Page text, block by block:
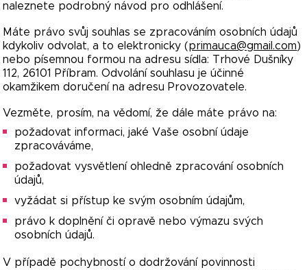
naleznete podrobný návod pro odhlášení.
Máte právo svůj souhlas se zpracováním osobních údajů
kdykoliv odvolat, a to elektronicky (primauca@gmail.com)
nebo písemnou formou na adresu sídla: Trhové Dušníky
112, 26101 Příbram. Odvolání souhlasu je účinné
okamžikem doručení na adresu Provozovatele.
Vezměte, prosím, na vědomí, že dále máte právo na:
požadovat informaci, jaké Vaše osobní údaje
zpracováváme,
požadovat vysvětlení ohledně zpracování osobních
údajů,
vyžádat si přístup ke svým osobním údajům,
právo k doplnění či opravě nebo výmazu svých
osobních údajů.
V případě pochybností o dodržování povinnosti